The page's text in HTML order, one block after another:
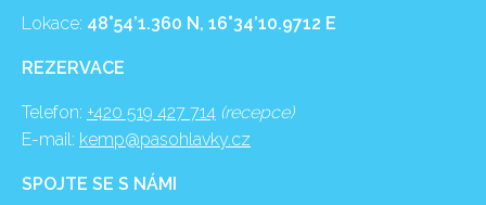
Lokace: 48°54’1.360 N, 16°34’10.9712 E
REZERVACE
Telefon: +420 519 427 714 (recepce)
E-mail: kemp@pasohlavky.cz
SPOJTE SE S NÁMI